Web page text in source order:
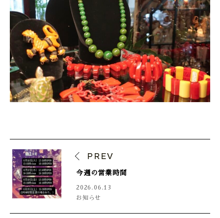
PREV
今週の営業時間
2026.06.13
お知らせ